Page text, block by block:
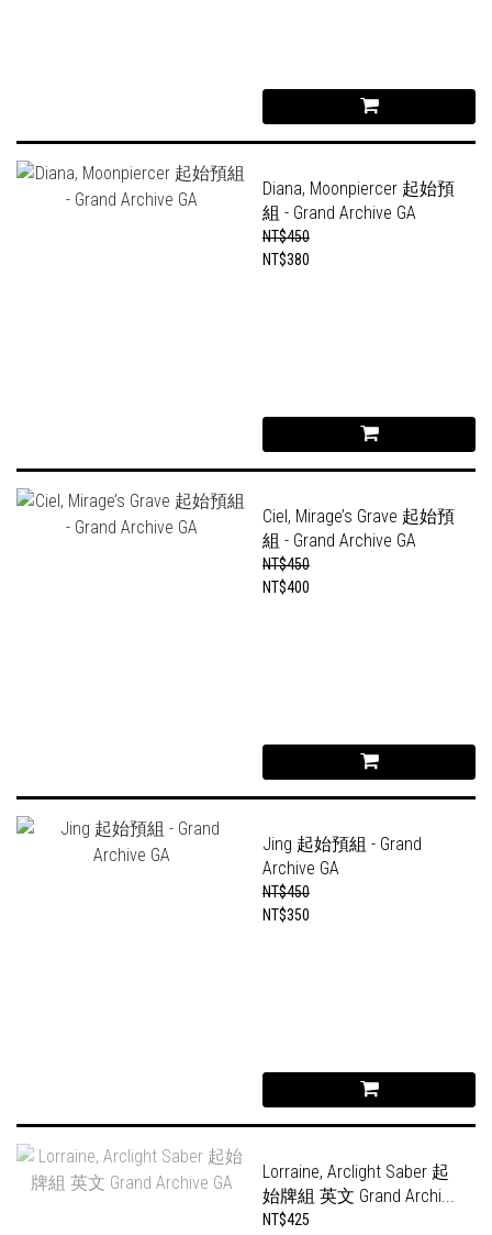
Diana, Moonpiercer 起始預
組 - Grand Archive GA
NT$450
NT$380
Ciel, Mirage’s Grave 起始預
組 - Grand Archive GA
NT$450
NT$400
Jing 起始預組 - Grand
Archive GA
NT$450
NT$350
Lorraine, Arclight Saber 起
始牌組 英文 Grand Archi...
NT$425